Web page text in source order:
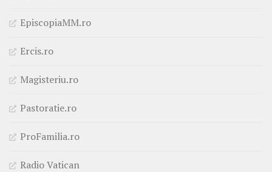
EpiscopiaMM.ro
Ercis.ro
Magisteriu.ro
Pastoratie.ro
ProFamilia.ro
Radio Vatican